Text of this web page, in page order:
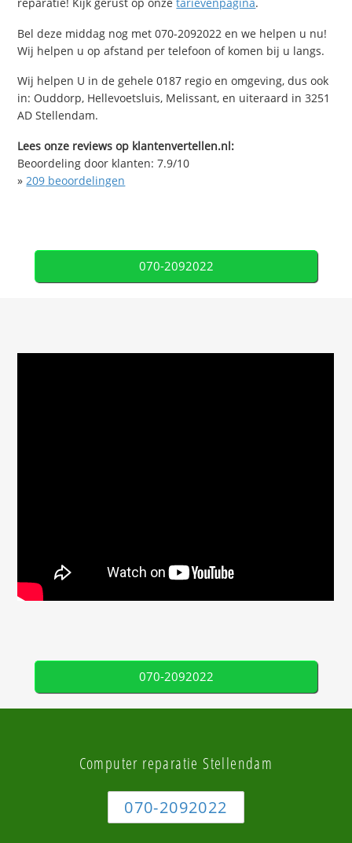
Bel deze middag nog met 070-2092022 en we helpen u nu!
Wij helpen u op afstand per telefoon of komen bij u langs.
Wij helpen U in de gehele 0187 regio en omgeving, dus ook
in: Ouddorp, Hellevoetsluis, Melissant, en uiteraard in 3251
AD Stellendam.
Lees onze reviews op klantenvertellen.nl:
Beoordeling door klanten:7.9/10
»209 beoordelingen
070-2092022
070-2092022
Computer reparatie Stellendam
070-2092022